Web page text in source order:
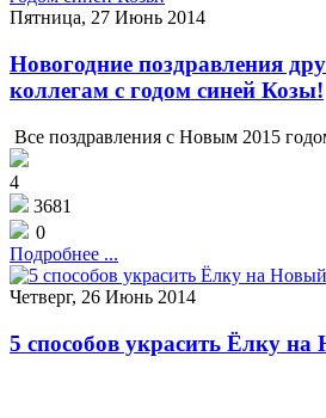
Пятница, 27 Июнь 2014
Новогодние поздравления
коллегам с годом синей Козы!
Все поздравления с Новым 2015
4
3681
0
Подробнее ...
Четверг, 26 Июнь 2014
5 способов украсить Ёлку